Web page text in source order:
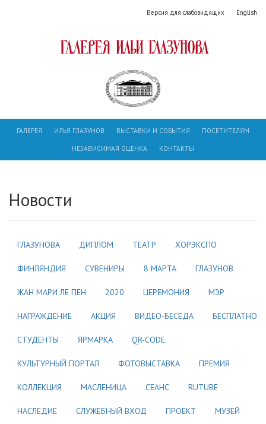
Версия для слабовидящих English
ГАЛЕРЕЯ ИЛЬЯ ГЛАЗУНОВ ВЫСТАВКИ И СОБЫТИЯ ПОСЕТИТЕЛЯМ
НЕЗАВИСИМАЯ ОЦЕНКА КОНТАКТЫ
Новости
ГЛАЗУНОВА ДИПЛОМ ТЕАТР ХОРЭКСПО
ФИНЛЯНДИЯ СУВЕНИРЫ 8 МАРТА ГЛАЗУНОВ
ЖАН МАРИ ЛЕ ПЕН 2020 ЦЕРЕМОНИЯ МЭР
НАГРАЖДЕНИЕ АКЦИЯ ВИДЕО-БЕСЕДА БЕСПЛАТНО
СТУДЕНТЫ ЯРМАРКА QR-CODE
КУЛЬТУРНЫЙ ПОРТАЛ ФОТОВЫСТАВКА ПРЕМИЯ
КОЛЛЕКЦИЯ МАСЛЕНИЦА СЕАНС RUTUBE
НАСЛЕДИЕ СЛУЖЕБНЫЙ ВХОД ПРОЕКТ МУЗЕЙ